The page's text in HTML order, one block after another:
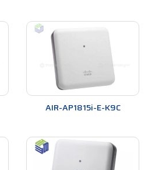
AIR-AP1815i-E-K9C